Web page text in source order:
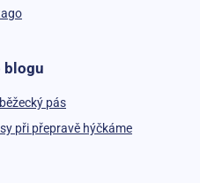
blogu
pás
při přepravě hýčkáme